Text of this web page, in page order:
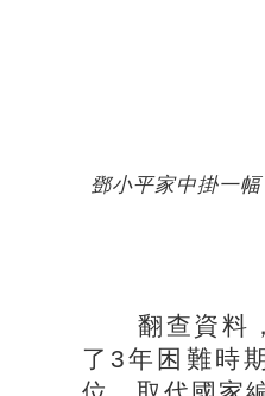
鄧小平家中掛一
翻查資料，
了3年困難時